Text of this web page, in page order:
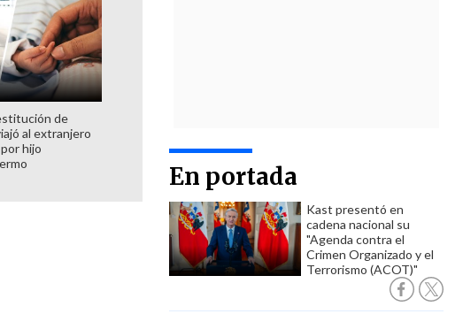
En portada
Kast presentó en
cadena nacional su
"Agenda contra el
Crimen Organizado y el
Terrorismo (ACOT)"
de
al extranjero
hijo